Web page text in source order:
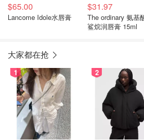
$65.00
Lancome Idole水唇膏
$31.97
The ordinary 氨基酸角
鲨烷润唇膏 15ml
大家都在抢
1 2